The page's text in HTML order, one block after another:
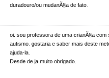
duradouro/ou mudanÃ§a de fato.
oi. sou professora de uma crianÃ§a com
autismo. gostaria e saber mais deste
ajuda-la.
Desde de ja muito obrigado.